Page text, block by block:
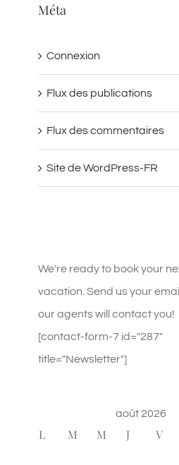
Méta
Connexion
Flux des publications
Flux des commentaires
Site de WordPress-FR
We're ready to book your
vacation. Send us your
our agents will contact you!
[contact-form-7 id="287"
title="Newsletter"]
août 2026
L M M J V